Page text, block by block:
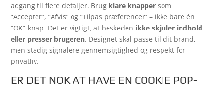
adgang til flere detaljer. Brug klare knapper som
“Accepter”, “Afvis” og “Tilpas præferencer” – ikke bare én
“OK”-knap. Det er vigtigt, at beskeden ikke skjuler indhold
eller presser brugeren. Designet skal passe til dit brand,
men stadig signalere gennemsigtighed og respekt for
privatliv.
ER DET NOK AT HAVE EN COOKIE POP-